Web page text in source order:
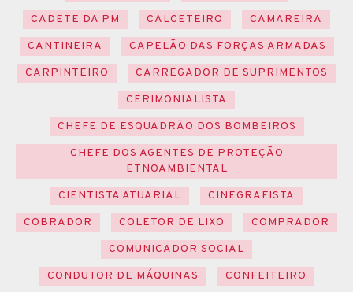
CADETE DA PM
CALCETEIRO
CAMAREIRA
CANTINEIRA
CAPELÃO DAS FORÇAS ARMADAS
CARPINTEIRO
CARREGADOR DE SUPRIMENTOS
CERIMONIALISTA
CHEFE DE ESQUADRÃO DOS BOMBEIROS
CHEFE DOS AGENTES DE PROTEÇÃO
ETNOAMBIENTAL
CIENTISTA ATUARIAL
CINEGRAFISTA
COBRADOR
COLETOR DE LIXO
COMPRADOR
COMUNICADOR SOCIAL
CONDUTOR DE MÁQUINAS
CONFEITEIRO